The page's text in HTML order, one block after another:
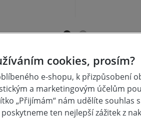
a také na ostření řezných nástrojů
cookies, prosím?
e-shopu, k přizpůsobení
a marketingovým účelům
„Přijímám“ nám udělíte souhlas
ten nejlepší zážitek z